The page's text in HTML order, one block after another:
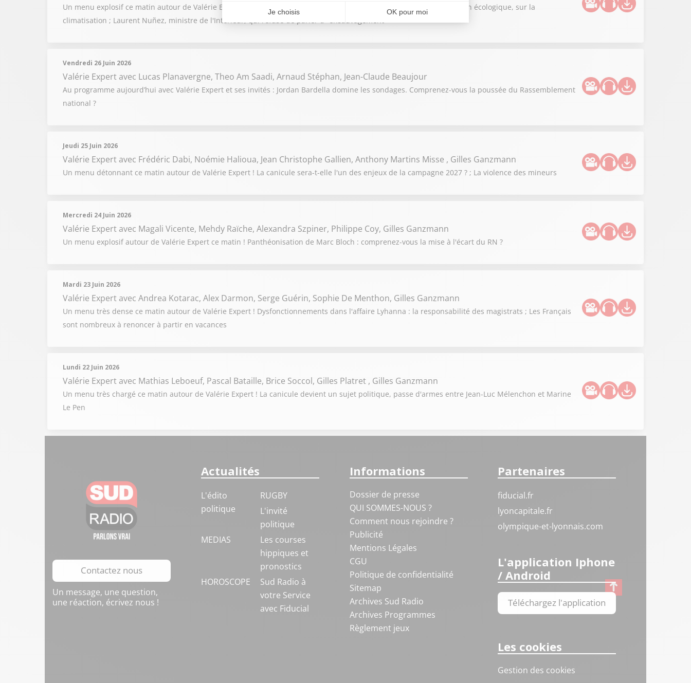
Un menu explosif ce matin autour de Valérie Expert ! Propos polémiques de Monique Barbut, ministre de la Transition écologique, sur la
climatisation ; Laurent Nuñez, ministre de l'Intérieur, qui refuse de parler d'"ensauvagement"
Vendredi 26 Juin 2026
Valérie Expertavec Lucas Planavergne, Theo Am Saadi, Arnaud Stéphan, Jean-Claude Beaujour
Au programme aujourd’hui avec Valérie Expert et ses invités : Jordan Bardella domine les sondages. Comprenez-vous la poussée du Rassemblement
national ?
Jeudi 25 Juin 2026
Valérie Expertavec Frédéric Dabi, Noémie Halioua, Jean Christophe Gallien, Anthony Martins Misse , Gilles Ganzmann
Un menu détonnant ce matin autour de Valérie Expert ! La canicule sera-t-elle l'un des enjeux de la campagne 2027 ? ; La violence des mineurs
Mercredi 24 Juin 2026
Valérie Expertavec Magali Vicente, Mehdy Raïche, Alexandra Szpiner, Philippe Coy, Gilles Ganzmann
Un menu explosif autour de Valérie Expert ce matin ! Panthéonisation de Marc Bloch : comprenez-vous la mise à l'écart du RN ?
Mardi 23 Juin 2026
Valérie Expertavec Andrea Kotarac, Alex Darmon, Serge Guérin, Sophie De Menthon, Gilles Ganzmann
Un menu très dense ce matin autour de Valérie Expert ! Dysfonctionnements dans l'affaire Lyhanna : la responsabilité des magistrats ; Les Français
sont nombreux à renoncer à partir en vacances
Lundi 22 Juin 2026
Valérie Expertavec Mathias Leboeuf, Pascal Bataille, Brice Soccol, Gilles Platret , Gilles Ganzmann
Un menu très chargé ce matin autour de Valérie Expert ! La canicule devient un sujet politique, passe d'armes entre Jean-Luc Mélenchon et Marine
Le Pen
Contactez nous
Un message, une question,
une réaction, écrivez nous !
Actualités
L'édito
politique
RUGBY
L'invité
politique
MEDIAS
Les courses
hippiques et
pronostics
HOROSCOPE
Sud Radio à
votre Service
avec Fiducial
Informations
Dossier de presse
QUI SOMMES-NOUS ?
Comment nous rejoindre ?
Publicité
Mentions Légales
CGU
Politique de confidentialité
Sitemap
Archives Sud Radio
Archives Programmes
Règlement jeux
Partenaires
fiducial.fr
lyoncapitale.fr
olympique-et-lyonnais.com
L'application Iphone
/ Android
Téléchargez l'application
Les cookies
Gestion des cookies